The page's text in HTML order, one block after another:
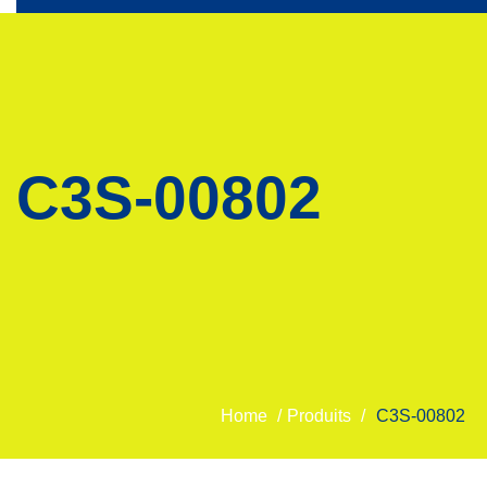
C3S-00802
Home / Produits / C3S-00802